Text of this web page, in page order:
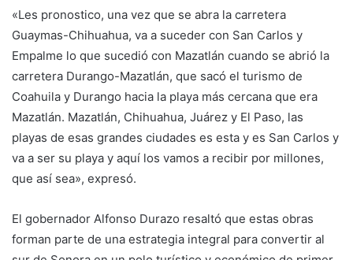
«Les pronostico, una vez que se abra la carretera
Guaymas-Chihuahua, va a suceder con San Carlos y
Empalme lo que sucedió con Mazatlán cuando se abrió la
carretera Durango-Mazatlán, que sacó el turismo de
Coahuila y Durango hacia la playa más cercana que era
Mazatlán. Mazatlán, Chihuahua, Juárez y El Paso, las
playas de esas grandes ciudades es esta y es San Carlos y
va a ser su playa y aquí los vamos a recibir por millones,
que así sea», expresó.
El gobernador Alfonso Durazo resaltó que estas obras
forman parte de una estrategia integral para convertir al